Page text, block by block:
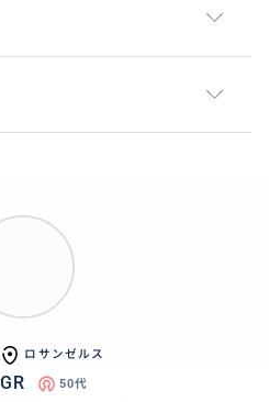
ロサンゼルス
50代